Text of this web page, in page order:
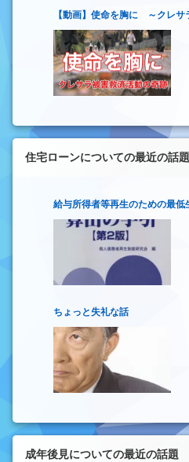
【動画】使命を胸に ～クレサ
住宅ローンについての最近の話題
給与所得者等再生のための最低
ちょっと失礼な話
成年後見についての最近の話題